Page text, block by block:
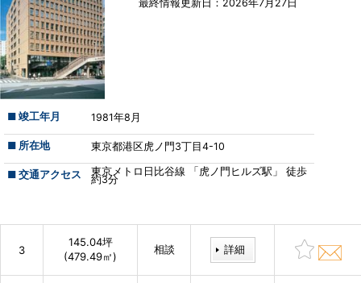
最終情報更新⽇：2026年7月27日
■ 竣工年月 1981年8月
■ 所在地 東京都港区虎ノ門3丁目4-10
■ 交通アクセス 東京メトロ日比谷線 「虎ノ門ヒルズ駅」 徒歩
約3分
3
145.04坪
(479.49㎡)
相談 詳細